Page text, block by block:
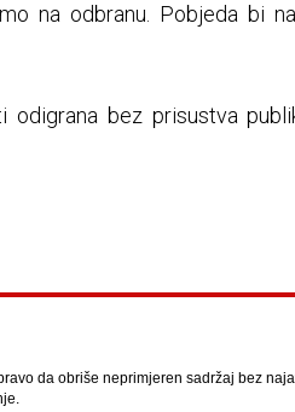
na odbranu. Pobjeda bi
bez prisustva
da obriše neprimjeren sadržaj bez